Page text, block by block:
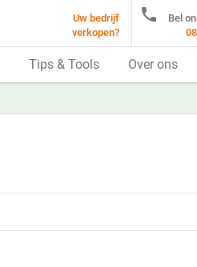
Uw bedrijf
verkopen?

Bel
Tips & Tools Over ons